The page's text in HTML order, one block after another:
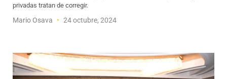
privadas tratan de corregir.
Mario Osava 24 octubre, 2024